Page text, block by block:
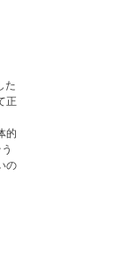
た
正
的
の